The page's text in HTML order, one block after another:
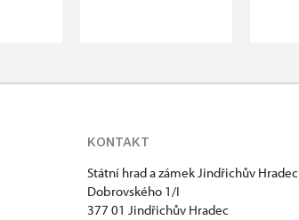
KONTAKT
Státní hrad a zámek Jindřichův Hradec
Dobrovského 1/I
377 01 Jindřichův Hradec